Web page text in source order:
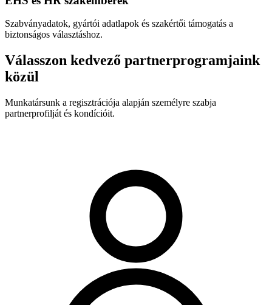
Szabványadatok, gyártói adatlapok és szakértői támogatás a
biztonságos választáshoz.
Válasszon kedvező partnerprogramjaink
közül
Munkatársunk a regisztrációja alapján személyre szabja
partnerprofilját és kondícióit.